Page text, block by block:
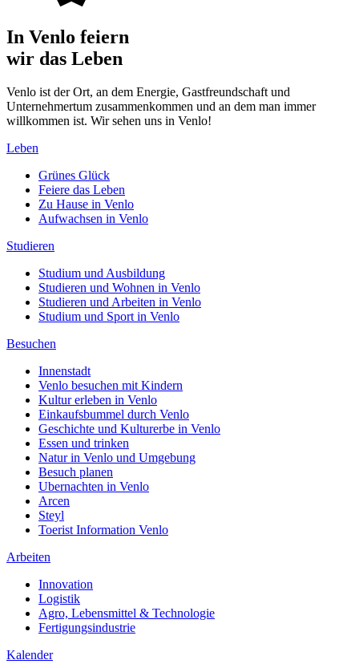
In Venlo feiern
wir das Leben
Venlo ist der Ort, an dem Energie, Gastfreundschaft und
Unternehmertum zusammenkommen und an dem man immer
willkommen ist. Wir sehen uns in Venlo!
Leben
Grünes Glück
Feiere das Leben
Zu Hause in Venlo
Aufwachsen in Venlo
Studieren
Studium und Ausbildung
Studieren und Wohnen in Venlo
Studieren und Arbeiten in Venlo
Studium und Sport in Venlo
Besuchen
Innenstadt
Venlo besuchen mit Kindern
Kultur erleben in Venlo
Einkaufsbummel durch Venlo
Geschichte und Kulturerbe in Venlo
Essen und trinken
Natur in Venlo und Umgebung
Besuch planen
Ubernachten in Venlo
Arcen
Steyl
Toerist Information Venlo
Arbeiten
Innovation
Logistik
Agro, Lebensmittel & Technologie
Fertigungsindustrie
Kalender